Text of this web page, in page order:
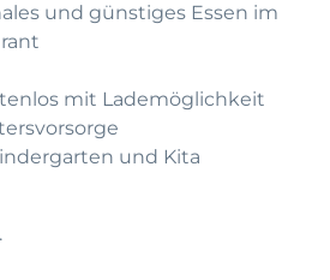
und günstiges Essen im
mit Lademöglichkeit
und Kita